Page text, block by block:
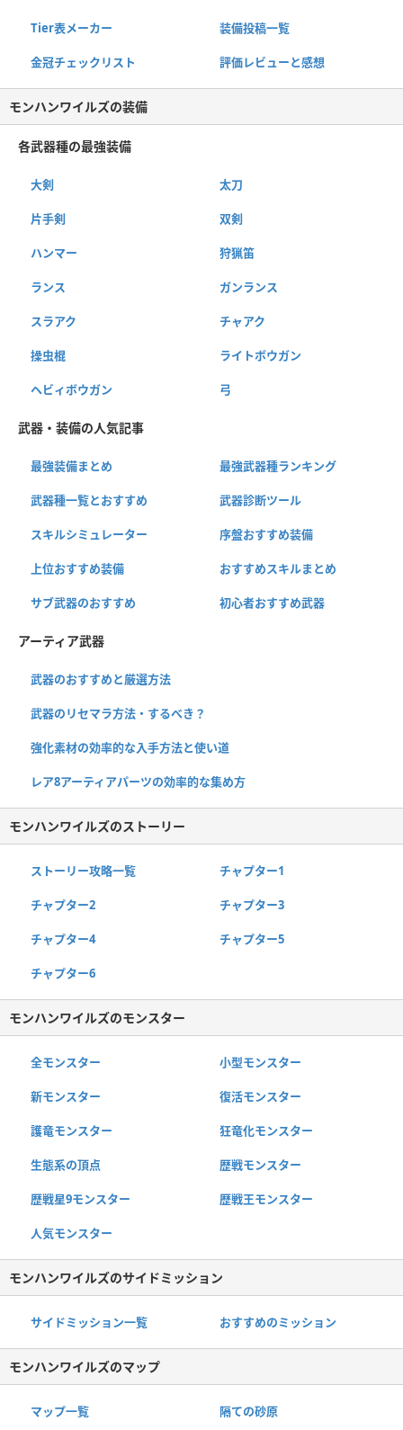
Tier表メーカー 装備投稿一覧
金冠チェックリスト 評価レビューと感想
モンハンワイルズの装備
各武器種の最強装備
大剣 太刀
片手剣 双剣
ハンマー 狩猟笛
ランス ガンランス
スラアク チャアク
操虫棍 ライトボウガン
ヘビィボウガン 弓
武器・装備の人気記事
最強装備まとめ 最強武器種ランキング
武器種一覧とおすすめ 武器診断ツール
スキルシミュレーター 序盤おすすめ装備
上位おすすめ装備 おすすめスキルまとめ
サブ武器のおすすめ 初心者おすすめ武器
アーティア武器
武器のおすすめと厳選方法
武器のリセマラ方法・するべき？
強化素材の効率的な入手方法と使い道
レア8アーティアパーツの効率的な集め方
モンハンワイルズのストーリー
ストーリー攻略一覧 チャプター1
チャプター2 チャプター3
チャプター4 チャプター5
チャプター6
モンハンワイルズのモンスター
全モンスター 小型モンスター
新モンスター 復活モンスター
護竜モンスター 狂竜化モンスター
生態系の頂点 歴戦モンスター
歴戦星9モンスター 歴戦王モンスター
人気モンスター
モンハンワイルズのサイドミッション
サイドミッション一覧 おすすめのミッション
モンハンワイルズのマップ
マップ一覧 隔ての砂原